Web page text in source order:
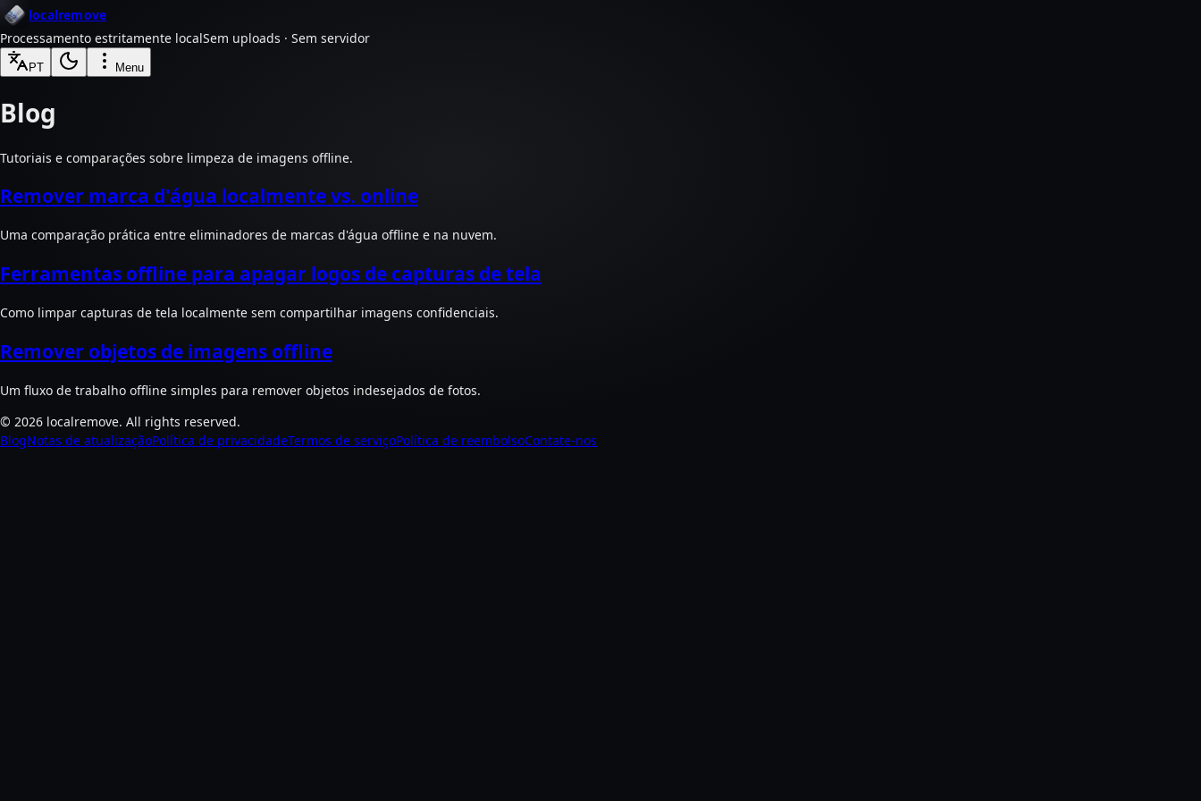
localremove
Processamento estritamente localSem uploads · Sem servidor
PT Menu
Blog
Tutoriais e comparações sobre limpeza de imagens offline.
Remover marca d'água localmente vs. online
Uma comparação prática entre eliminadores de marcas d'água offline e na nuvem.
Ferramentas offline para apagar logos de capturas de tela
Como limpar capturas de tela localmente sem compartilhar imagens confidenciais.
Remover objetos de imagens offline
Um fluxo de trabalho offline simples para remover objetos indesejados de fotos.
© 2026 localremove. All rights reserved.
BlogNotas de atualizaçãoPolítica de privacidadeTermos de serviçoPolítica de reembolsoContate-nos